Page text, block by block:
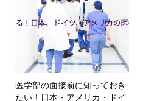
医学部の面接前に知っておき
たい！日本・アメリカ・ドイ